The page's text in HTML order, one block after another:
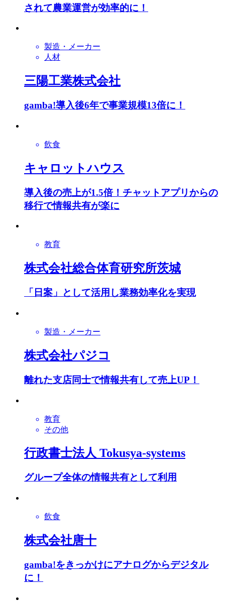
されて農業運営が効率的に！
製造・メーカー
人材
三陽工業株式会社
gamba!導入後6年で事業規模13倍に！
飲食
キャロットハウス
導入後の売上が1.5倍！チャットアプリからの
移行で情報共有が楽に
教育
株式会社総合体育研究所茨城
「日案」として活用し業務効率化を実現
製造・メーカー
株式会社パジコ
離れた支店同士で情報共有して売上UP！
教育
その他
行政書士法人 Tokusya-systems
グループ全体の情報共有として利用
飲食
株式会社唐十
gamba!をきっかけにアナログからデジタル
に！